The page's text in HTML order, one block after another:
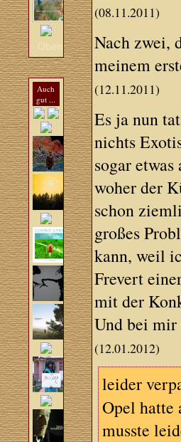
Oben
Auch
gut ...
(08.11.2011)
Nach zwei,
meinem
(12.11.2011)
Es ja nun
nichts
sogar
woher der
schon
großes
kann, weil
Frevert
mit der
Und bei mir
(12.01.2012)
leider
Opel hatte
musste